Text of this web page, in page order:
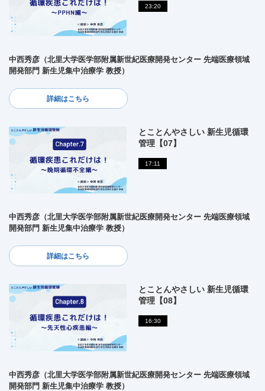
23:20
中西秀彦（北里大学医学部附属新世紀医療開発センター 先端医療領域
開発部門 新生児集中治療学 教授）
詳細はこちら
とことんやさしい 新生児循環
管理【07】
17:11
中西秀彦（北里大学医学部附属新世紀医療開発センター 先端医療領域
開発部門 新生児集中治療学 教授）
詳細はこちら
とことんやさしい 新生児循環
管理【08】
16:30
中西秀彦（北里大学医学部附属新世紀医療開発センター 先端医療領域
開発部門 新生児集中治療学 教授）